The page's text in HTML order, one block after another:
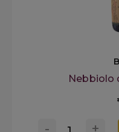
Nebbiolo